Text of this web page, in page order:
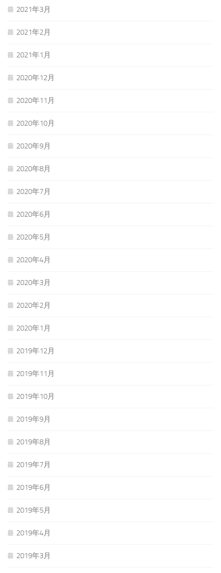
2021年3月
2021年2月
2021年1月
2020年12月
2020年11月
2020年10月
2020年9月
2020年8月
2020年7月
2020年6月
2020年5月
2020年4月
2020年3月
2020年2月
2020年1月
2019年12月
2019年11月
2019年10月
2019年9月
2019年8月
2019年7月
2019年6月
2019年5月
2019年4月
2019年3月